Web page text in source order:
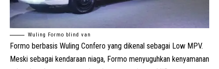
Wuling Formo blind van
Formo berbasis Wuling Confero yang dikenal sebagai Low MPV.
Meski sebagai kendaraan niaga, Formo menyuguhkan kenyamanan